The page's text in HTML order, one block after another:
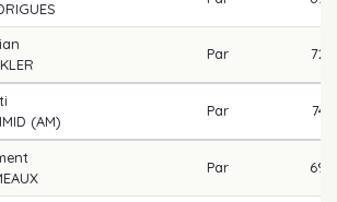
Par 72
(AM)
Par 74
Par 69